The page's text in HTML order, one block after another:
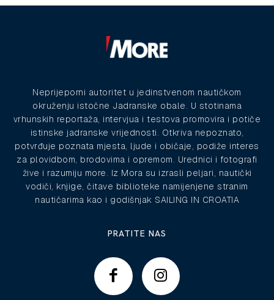
Neprijeporni autoritet u jedinstvenom nautičkom
okruženju istočne Jadranske obale. U stotinama
vrhunskih reportaža, intervjua i testova promovira i potiče
istinske jadranske vrijednosti. Otkriva nepoznato,
potvrđuje poznata mjesta, ljude i običaje, podiže interes
za plovidbom, brodovima i opremom. Urednici i fotografi
žive i razumiju more. Iz Mora su izrasli peljari, nautički
vodiči, knjige, čitave biblioteke namijenjene stranim
nautičarima kao i godišnjak SAILING IN CROATIA
PRATITE NAS